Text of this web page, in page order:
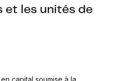
et les unités de
capital soumise à la